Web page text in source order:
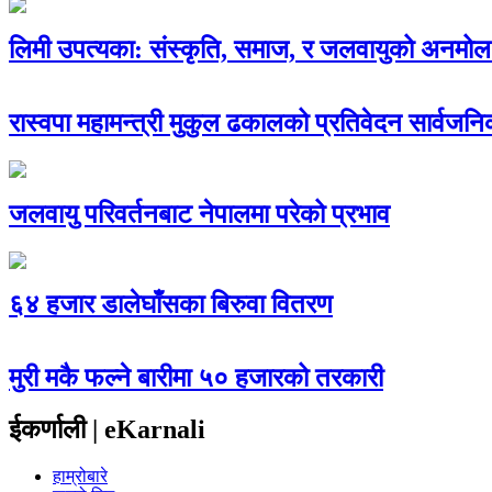
लिमी उपत्यका: संस्कृति, समाज, र जलवायुको अनमोल
रास्वपा महामन्त्री मुकुल ढकालको प्रतिवेदन
जलवायु परिवर्तनबाट नेपालमा परेको प्रभाव
६४ हजार डालेघाँसका बिरुवा वितरण
मुरी मकै फल्ने बारीमा ५० हजारको तरकारी
ईकर्णाली | eKarnali
हाम्रोबारे